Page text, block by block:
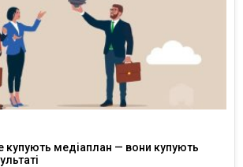
купують медіаплан — вони купують